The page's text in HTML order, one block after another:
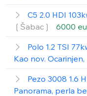
C5 2.0 HDI
❲Šabac❳
6000
Polo 1.2 TSI
Kao nov. Ocarinjen,
Pezo 3008 1.6
Panorama, perla